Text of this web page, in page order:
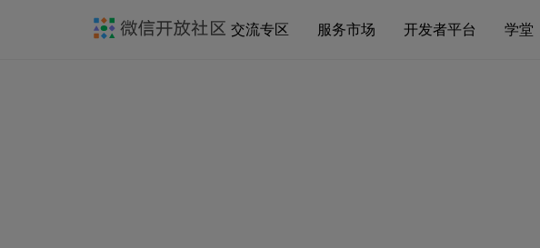
交流专区 服务市场 开发者平台 学堂